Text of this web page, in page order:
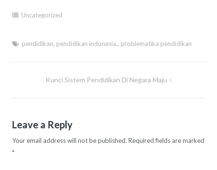
Uncategorized
pendidikan, pendidikan indonesia., problematika pendidikan
Kunci Sistem Pendidikan Di Negara Maju
Leave a Reply
Your email address will not be published. Required fields are marked
*